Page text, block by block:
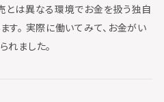
とは異なる環境でお金を扱う独自
す。 実際に働いてみて、お金がい
れました。